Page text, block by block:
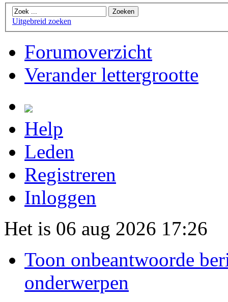
Uitgebreid zoeken
Forumoverzicht
Verander lettergrootte
Help
Leden
Registreren
Inloggen
Het is 06 aug 2026 17:26
Toon onbeantwoorde
onderwerpen